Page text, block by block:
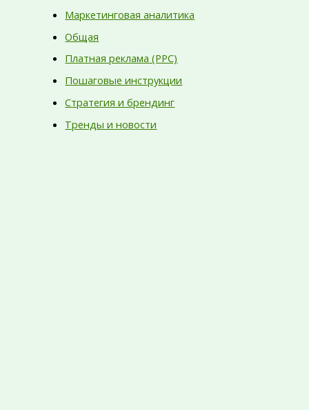
Маркетинговая аналитика
Общая
Платная реклама (PPC)
Пошаговые инструкции
Стратегия и брендинг
Тренды и новости